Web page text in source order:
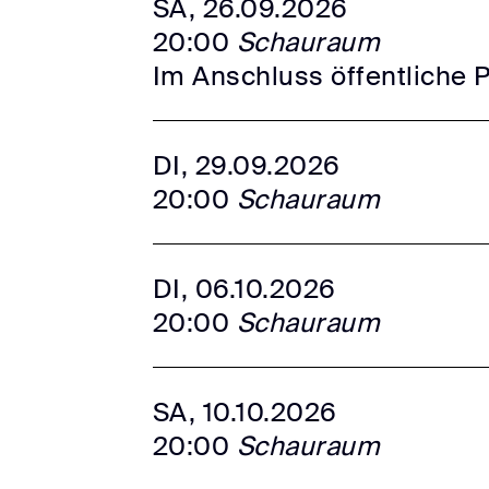
SA, 26.09.2026
20:00 Schauraum
Im Anschluss öffentliche
DI, 29.09.2026
20:00 Schauraum
DI, 06.10.2026
20:00 Schauraum
SA, 10.10.2026
20:00 Schauraum